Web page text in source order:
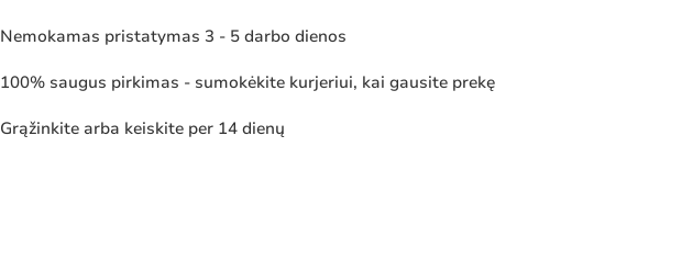
Nemokamas pristatymas 3 - 5 darbo dienos
100% saugus pirkimas - sumokėkite kurjeriui, kai gausite prekę
Grąžinkite arba keiskite per 14 dienų